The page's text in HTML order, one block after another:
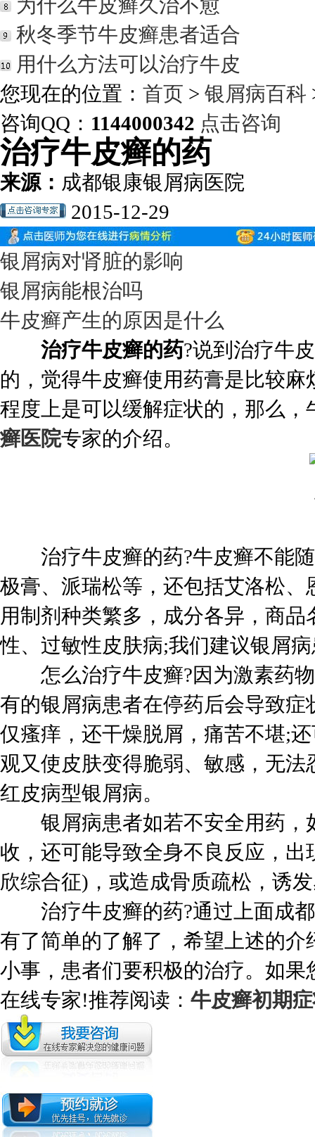
为什么牛皮癣久治不愈
秋冬季节牛皮癣患者适合
用什么方法可以治疗牛皮
您现在的位置： 首页 > 银屑病百科
咨询QQ： 1144000342 点击咨询
治疗牛皮癣的药
来源： 成都银康银屑病医院
2015-12-29
银屑病对肾脏的影响
银屑病能根治吗
牛皮癣产生的原因是什么
治疗牛皮癣的药?说到治疗牛
的，觉得牛皮癣使用药膏是比较
程度上是可以缓解症状的，那么
癣医院专家的介绍。
治疗牛皮癣的药?牛皮癣不能随
极膏、派瑞松等，还包括艾洛松
用制剂种类繁多，成分各异，商
性、过敏性皮肤病;我们建议银屑
怎么治疗牛皮癣?因为激素药物
有的银屑病患者在停药后会导致
仅瘙痒，还干燥脱屑，痛苦不堪;
观又使皮肤变得脆弱、敏感，无
红皮病型银屑病。
银屑病患者如若不安全用药，
收，还可能导致全身不良反应，
欣综合征)，或造成骨质疏松，诱
治疗牛皮癣的药?通过上面成都
有了简单的了解了，希望上述的
小事，患者们要积极的治疗。如果
在线专家!推荐阅读： 牛皮癣初期